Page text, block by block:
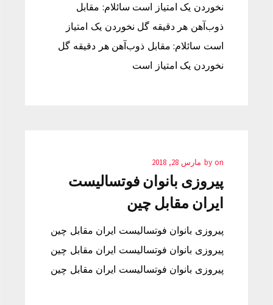
نخوردن یک امتیاز است سائلام: مقابل
ذوب‌آهن هر دقیقه گل نخوردن یک امتیاز
است سائلام: مقابل ذوب‌آهن هر دقیقه گل
نخوردن یک امتیاز است
by on مارس 28, 2018
پیروزی بانوان فوتسالیست
ایران مقابل چین
پیروزی بانوان فوتسالیست ایران مقابل چین
پیروزی بانوان فوتسالیست ایران مقابل چین
پیروزی بانوان فوتسالیست ایران مقابل چین